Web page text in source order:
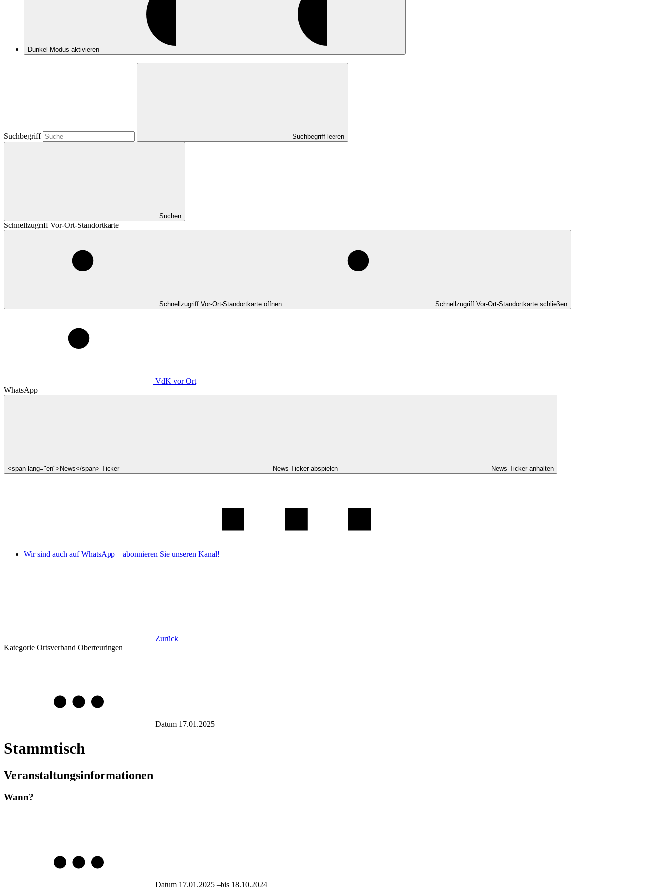
Dunkel-Modus aktivieren
Suchbegriff Suchbegriff leeren
Suchen
Schnellzugriff Vor-Ort-Standortkarte
Schnellzugriff Vor-Ort-Standortkarte öffnen Schnellzugriff Vor-Ort-Standortkarte schließen
VdK vor Ort
WhatsApp
<span lang="en">News</span> Ticker News-Ticker abspielen News-Ticker anhalten
Wir sind auch auf WhatsApp – abonnieren Sie unseren Kanal!
Zurück
Kategorie Ortsverband Oberteuringen
Datum 17.01.2025
Stammtisch
Veranstaltungsinformationen
Wann?
Datum 17.01.2025 –bis 18.10.2024